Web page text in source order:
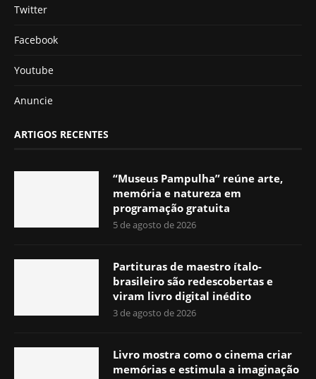
Twitter
Facebook
Youtube
Anuncie
ARTIGOS RECENTES
“Museus Pampulha” reúne arte,
memória e natureza em
programação gratuita
5 de agosto de 2026
Partituras de maestro ítalo-
brasileiro são redescobertas e
viram livro digital inédito
3 de agosto de 2026
Livro mostra como o cinema criar
memórias e estimula a imaginação